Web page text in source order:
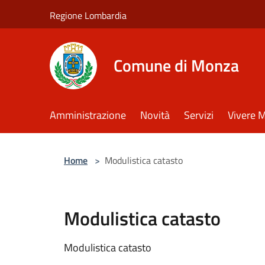
Regione Lombardia
Comune di Monza
Amministrazione Novità Servizi Vivere
Home > Modulistica catasto
Modulistica catasto
Modulistica catasto